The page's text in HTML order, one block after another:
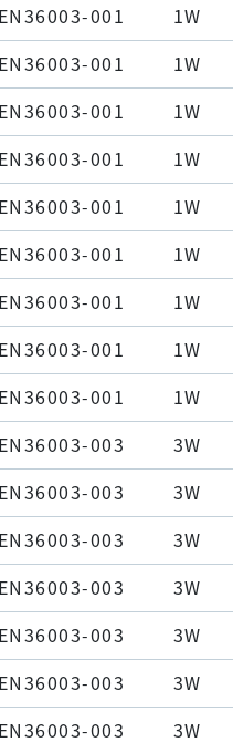
EN36003-001 1W
EN36003-001 1W
EN36003-001 1W
EN36003-001 1W
EN36003-001 1W
EN36003-001 1W
EN36003-001 1W
EN36003-001 1W
EN36003-001 1W
EN36003-003 3W
EN36003-003 3W
EN36003-003 3W
EN36003-003 3W
EN36003-003 3W
EN36003-003 3W
EN36003-003 3W